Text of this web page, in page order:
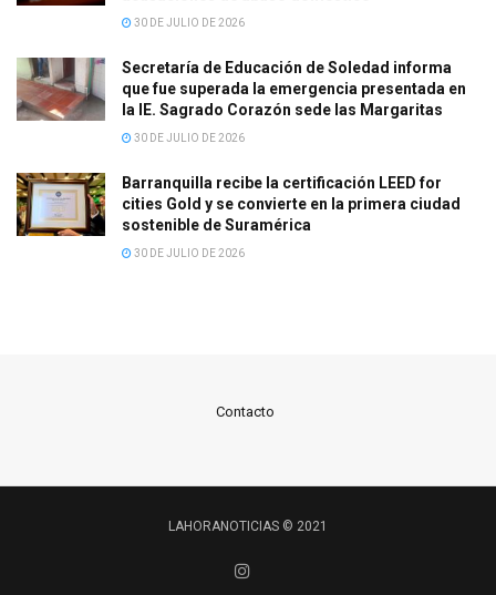
30 DE JULIO DE 2026
Secretaría de Educación de Soledad informa
que fue superada la emergencia presentada en
la IE. Sagrado Corazón sede las Margaritas
30 DE JULIO DE 2026
Barranquilla recibe la certificación LEED for
cities Gold y se convierte en la primera ciudad
sostenible de Suramérica
30 DE JULIO DE 2026
Contacto
LAHORANOTICIAS © 2021